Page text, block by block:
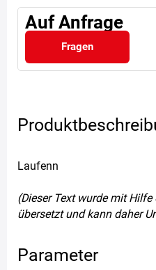
Auf Anfrage
Fragen
Laufenn
(Dieser Text wurde mit
übersetzt und kann daher
Parameter